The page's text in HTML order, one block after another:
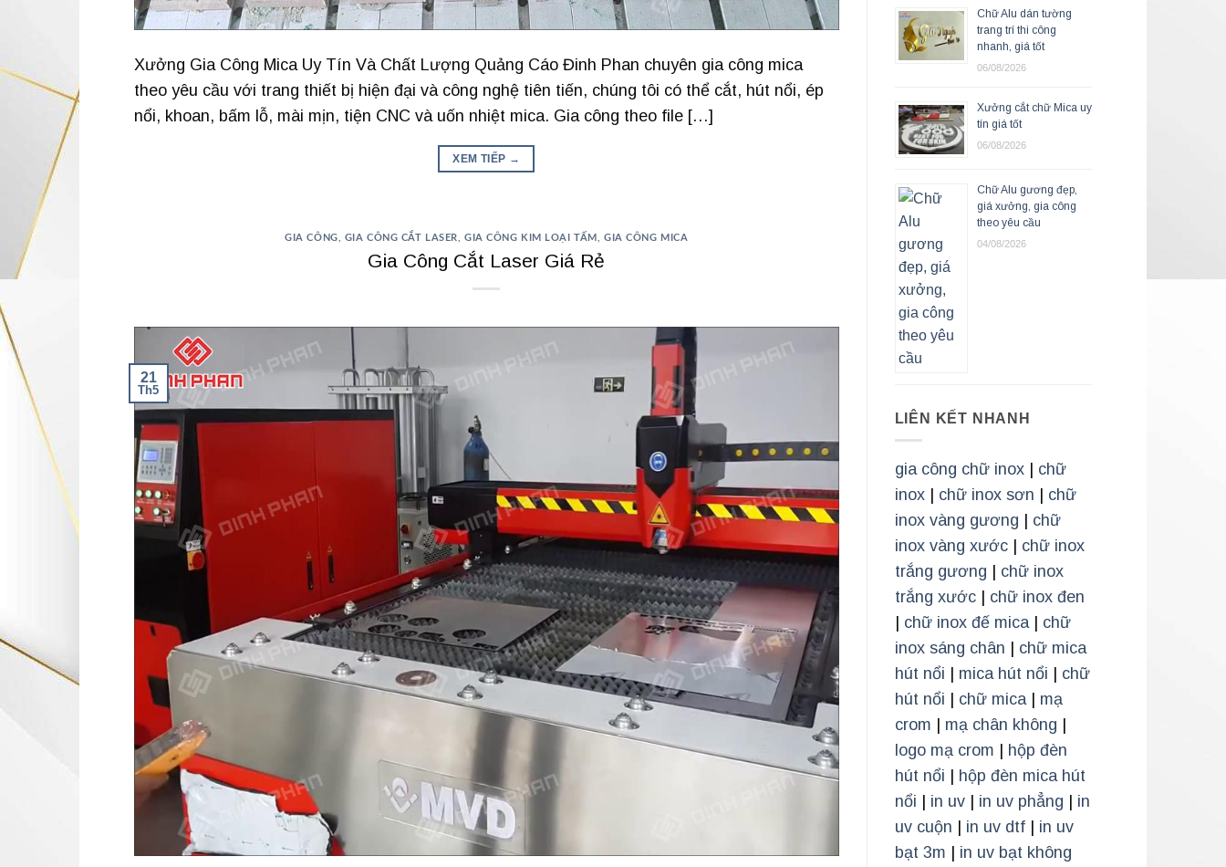
Xưởng Gia Công Mica Uy Tín Và Chất Lượng Quảng Cáo Đinh Phan chuyên gia công mica
theo yêu cầu với trang thiết bị hiện đại và công nghệ tiên tiến, chúng tôi có thể cắt, hút nổi, ép
nổi, khoan, bấm lỗ, mài mịn, tiện CNC và uốn nhiệt mica. Gia công theo file […]
XEM TIẾP →
GIA CÔNG, GIA CÔNG CẮT LASER,GIA CÔNG KIM LOẠI TẤM, GIA CÔNG MICA
Gia Công Cắt Laser Giá Rẻ
21
Th5
Chữ Alu dán tường
trang trí thi công
nhanh, giá tốt
06/08/2026
Xưởng cắt chữ Mica uy
tín giá tốt
06/08/2026
Chữ Alu gương đẹp,
giá xưởng, gia công
theo yêu cầu
04/08/2026
LIÊN KẾT NHANH
gia công chữ inox| chữ
inox| chữ inox sơn
chữ
inox vàng gương
chữ
inox vàng xước| chữ inox
trắng gương
chữ inox
trắng xước| chữ inox đen
chữ inox đế mica| chữ
inox sáng chân
chữ mica
hút nổi
mica hút nổi
chữ
hút nổi
chữ mica| mạ
crom
mạ chân không
logo mạ crom
hộp đèn
hút nổi
hộp đèn mica hút
nổi
in uv| in uv phẳng
in
uv cuộn
in uv dtf| in uv
bạt 3m
in uv bạt không